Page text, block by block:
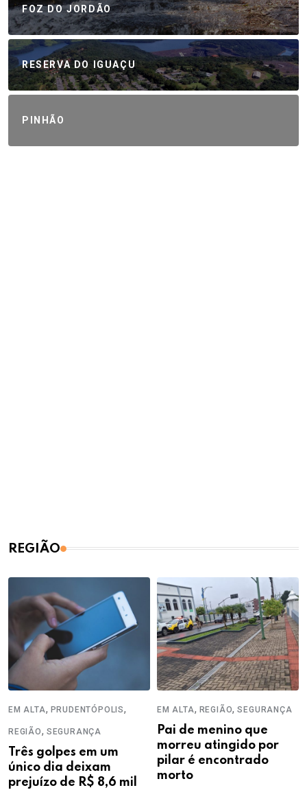
FOZ DO JORDÃO
RESERVA DO IGUAÇU
PINHÃO
REGIÃO
EM ALTA, PRUDENTÓPOLIS,
REGIÃO, SEGURANÇA
Três golpes em um
único dia deixam
prejuízo de R$ 8,6 mil
EM ALTA, REGIÃO,SEGURANÇA
Pai de menino que
morreu atingido por
pilar é encontrado
morto